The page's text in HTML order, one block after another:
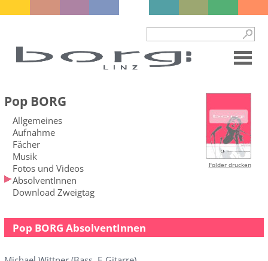
Pop BORG
Allgemeines
Aufnahme
Fächer
Musik
Fotos und Videos
AbsolventInnen
Download Zweigtag
Folder drucken
Pop BORG AbsolventInnen